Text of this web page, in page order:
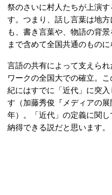
祭のさいに村人たちが上演
す。つまり、話し言葉は地
も、書き言葉や、物語の背
まで含めて全国共通のものに
言語の共有によって支えら
ワークの全国大での確立。
紀にはすでに「近代」に突
す（加藤秀俊『メディアの
年）。「近代」の定義に関し
納得できる説だと思います。